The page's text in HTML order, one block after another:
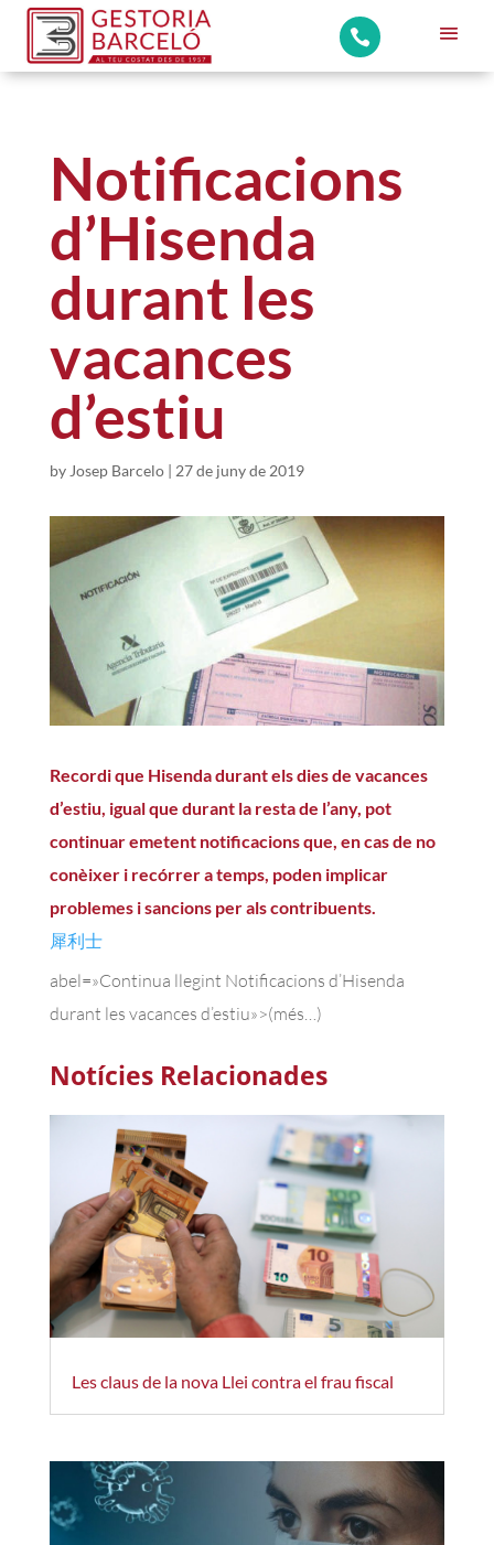

Notificacions
d’Hisenda
durant les
vacances
d’estiu
by Josep Barcelo| 27 de juny de 2019
Recordi que Hisenda durant els dies de vacances
d’estiu, igual que durant la resta de l’any, pot
continuar emetent notificacions que, en cas de no
conèixer i recórrer a temps, poden implicar
problemes i sancions per als contribuents.
犀利士
abel=»Continua llegint Notificacions d’Hisenda
durant les vacances d’estiu»>(més…)
Notícies Relacionades
Les claus de la nova Llei contra el frau fiscal